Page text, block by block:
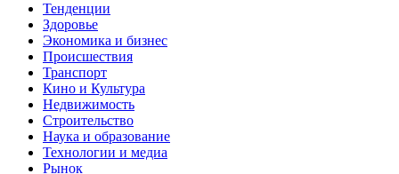
Тенденции
Здоровье
Экономика и бизнес
Происшествия
Транспорт
Кино и Культура
Недвижимость
Строительство
Наука и образование
Технологии и медиа
Рынок